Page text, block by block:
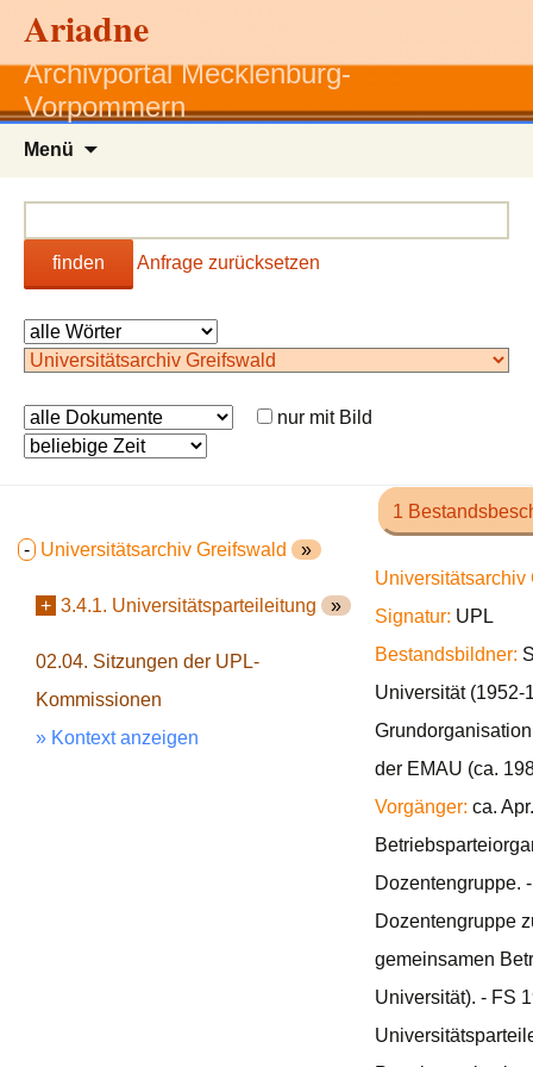
Ariadne
Archivportal Mecklenburg-
Vorpommern
Menü
finden Anfrage zurücksetzen
nur mit Bild
- Universitätsarchiv Greifswald »
+ 3.4.1. Universitätsparteileitung »
02.04. Sitzungen der UPL-
Kommissionen
» Kontext anzeigen
1
Signatur: UPL
Bestandsbildner:
Universität (1952-
der EMAU (ca.
Vorgänger: ca.
Dozentengruppe.
Dozentengruppe
gemeinsamen
Universität). - FS